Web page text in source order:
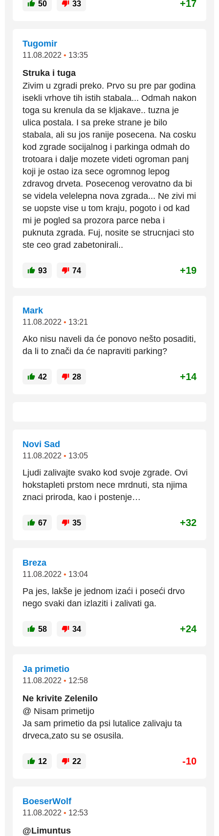
50 33 +17
Tugomir
11.08.2022 • 13:35
Struka i tuga
Zivim u zgradi preko. Prvo su pre par godina
isekli vrhove tih istih stabala... Odmah nakon
toga su krenula da se kljakave.. tuzna je
ulica postala. I sa preke strane je bilo
stabala, ali su jos ranije posecena. Na cosku
kod zgrade socijalnog i parkinga odmah do
trotoara i dalje mozete videti ogroman panj
koji je ostao iza sece ogromnog lepog
zdravog drveta. Posecenog verovatno da bi
se videla velelepna nova zgrada... Ne zivi mi
se uopste vise u tom kraju, pogoto i od kad
mi je pogled sa prozora parce neba i
puknuta zgrada. Fuj, nosite se strucnjaci sto
ste ceo grad zabetonirali..
93 74 +19
Mark
11.08.2022 • 13:21
Ako nisu naveli da će ponovo nešto posaditi,
da li to znači da će napraviti parking?
42 28 +14
Novi Sad
11.08.2022 • 13:05
Ljudi zalivajte svako kod svoje zgrade. Ovi
hokstapleti prstom nece mrdnuti, sta njima
znaci priroda, kao i postenje…
67 35 +32
Breza
11.08.2022 • 13:04
Pa jes, lakše je jednom izaći i poseći drvo
nego svaki dan izlaziti i zalivati ga.
58 34 +24
Ja primetio
11.08.2022 • 12:58
Ne krivite Zelenilo
@ Nisam primetijo
Ja sam primetio da psi lutalice zalivaju ta
drveca,zato su se osusila.
12 22 -10
BoeserWolf
11.08.2022 • 12:53
@Limuntus